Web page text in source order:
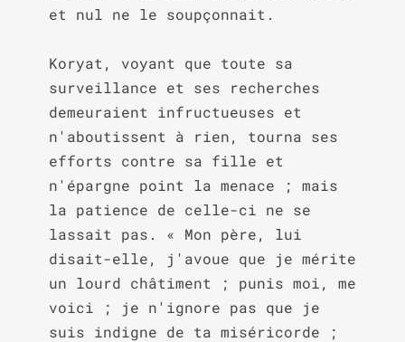
et nul ne le soupçonnait.
Koryat, voyant que toute sa
surveillance et ses recherches
demeuraient infructueuses et
n'aboutissent à rien, tourna ses
efforts contre sa fille et
n'épargne point la menace ; mais
la patience de celle-ci ne se
lassait pas. « Mon père, lui
disait-elle, j'avoue que je mérite
un lourd châtiment ; punis moi, me
voici ; je n'ignore pas que je
suis indigne de ta miséricorde ;